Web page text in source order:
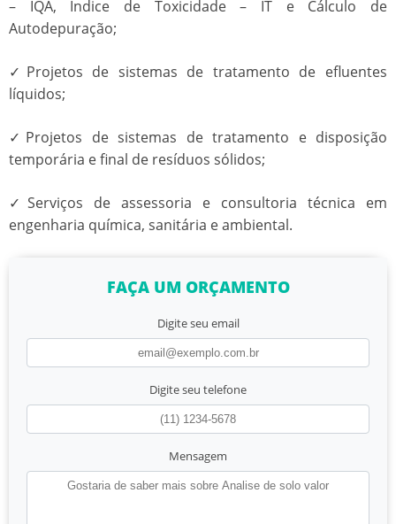
– IQA, Índice de Toxicidade – IT e Cálculo de
Autodepuração;
✓Projetos de sistemas de tratamento de efluentes
líquidos;
✓Projetos de sistemas de tratamento e disposição
temporária e final de resíduos sólidos;
✓Serviços de assessoria e consultoria técnica em
engenharia química, sanitária e ambiental.
FAÇA UM ORÇAMENTO
Digite seu email
Digite seu telefone
Mensagem